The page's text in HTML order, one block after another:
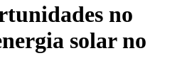
no
solar no